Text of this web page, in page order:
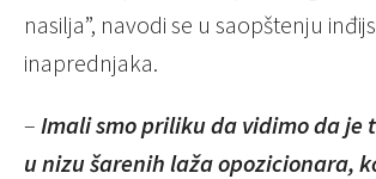
nasilja”, navodi se u saopštenju
inaprednjaka.
– Imalismoprilikuda vidimodaje
unizušarenih lažaopozicionara,